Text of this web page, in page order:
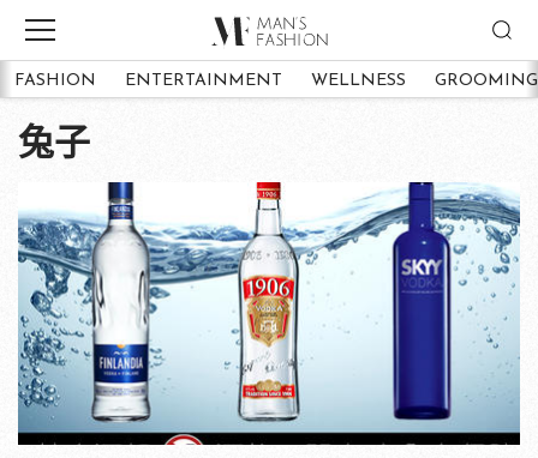
FASHION ENTERTAINMENT WELLNESS GROOMING
兔子